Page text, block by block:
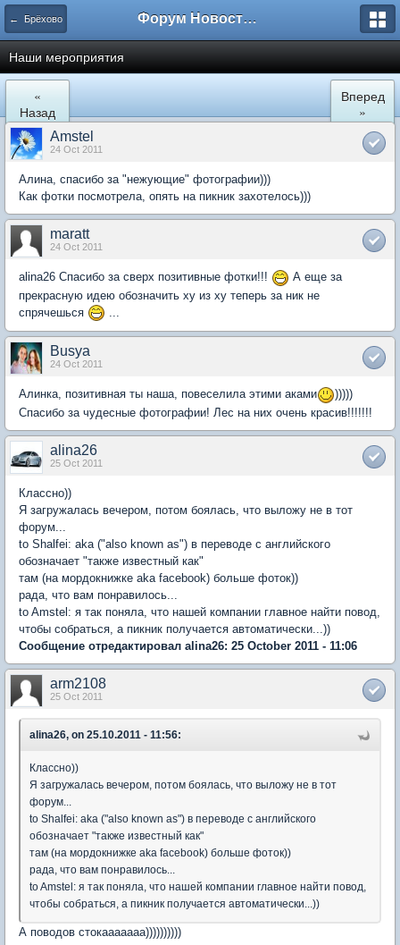
← Брёхово Форум Новостройки
Наши мероприятия
«
Назад
Вперед
»
Amstel
24 Oct 2011
Алина, спасибо за "нежующие" фотографии)))
Как фотки посмотрела, опять на пикник захотелось)))
maratt
24 Oct 2011
alina26 Спасибо за сверх позитивные фотки!!!
А еще за
прекрасную идею обозначить ху из ху теперь за ник не
спрячешься
Busya
24 Oct 2011
Алинка, позитивная ты наша, повеселила этими аками
)))))
Спасибо за чудесные фотографии! Лес на них очень красив!!!!!!!
alina26
25 Oct 2011
Классно))
Я загружалась вечером, потом боялась, что выложу не в тот
форум...
to Shalfei: aka ("also known as") в переводе с английского
обозначает "также известный как"
там (на мордокнижке aka facebook) больше фоток))
рада, что вам понравилось...
to Amstel: я так поняла, что нашей компании главное найти повод,
чтобы собраться, а пикник получается автоматически...))
Сообщение отредактировал alina26: 25 October 2011 - 11:06
arm2108
25 Oct 2011
alina26, on 25.10.2011 - 11:56:
Классно))
Я загружалась вечером, потом боялась, что выложу не в тот
форум...
to Shalfei: aka ("also known as") в переводе с английского
обозначает "также известный как"
там (на мордокнижке aka facebook) больше фоток))
рада, что вам понравилось...
to Amstel: я так поняла, что нашей компании главное найти повод,
чтобы собраться, а пикник получается автоматически...))
А поводов стокааааааа))))))))))